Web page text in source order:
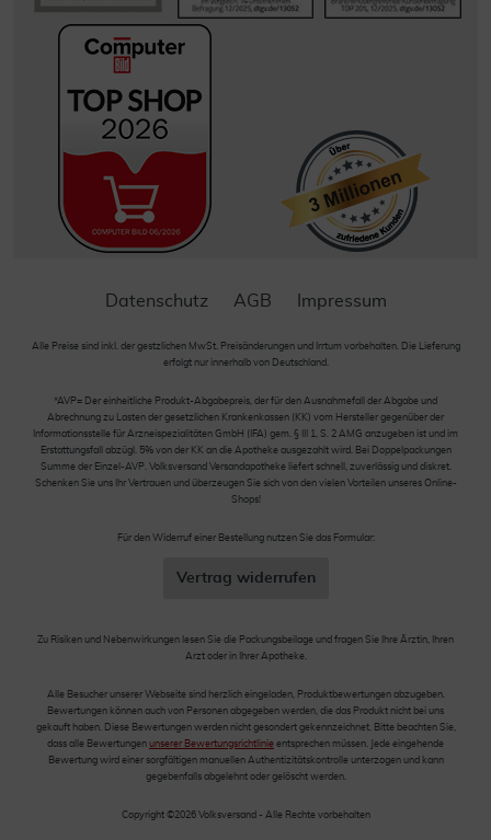
Datenschutz AGB Impressum
Alle Preise sind inkl. der gestzlichen MwSt. Preisänderungen und Irrtum vorbehalten. Die Lieferung
erfolgt nur innerhalb von Deutschland.
*AVP= Der einheitliche Produkt-Abgabepreis, der für den Ausnahmefall der Abgabe und
Abrechnung zu Lasten der gesetzlichen Krankenkassen (KK) vom Hersteller gegenüber der
Informationsstelle für Arzneispezialitäten GmbH (IFA) gem. § III 1, S. 2 AMG anzugeben ist und im
Erstattungsfall abzügl. 5% von der KK an die Apotheke ausgezahlt wird. Bei Doppelpackungen
Summe der Einzel-AVP. Volksversand Versandapotheke liefert schnell, zuverlässig und diskret.
Schenken Sie uns Ihr Vertrauen und überzeugen Sie sich von den vielen Vorteilen unseres Online-
Shops!
Für den Widerruf einer Bestellung nutzen Sie das Formular:
Vertrag widerrufen
Zu Risiken und Nebenwirkungen lesen Sie die Packungsbeilage und fragen Sie Ihre Ärztin, Ihren
Arzt oder in Ihrer Apotheke.
Alle Besucher unserer Webseite sind herzlich eingeladen, Produktbewertungen abzugeben.
Bewertungen können auch von Personen abgegeben werden, die das Produkt nicht bei uns
gekauft haben. Diese Bewertungen werden nicht gesondert gekennzeichnet. Bitte beachten Sie,
dass alle Bewertungen unserer Bewertungsrichtlinie entsprechen müssen. Jede eingehende
Bewertung wird einer sorgfältigen manuellen Authentizitätskontrolle unterzogen und kann
gegebenfalls abgelehnt oder gelöscht werden.
Copyright ©2026 Volksversand - Alle Rechte vorbehalten